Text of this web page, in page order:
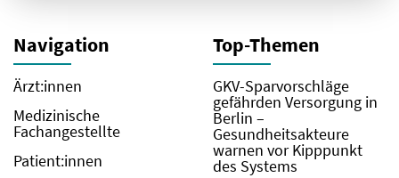
Navigation
Ärzt:innen
Medizinische
Fachangestellte
Patient:innen
Top-Themen
GKV-Sparvorschläge
gefährden Versorgung in
Berlin –
Gesundheitsakteure
warnen vor Kipppunkt
des Systems